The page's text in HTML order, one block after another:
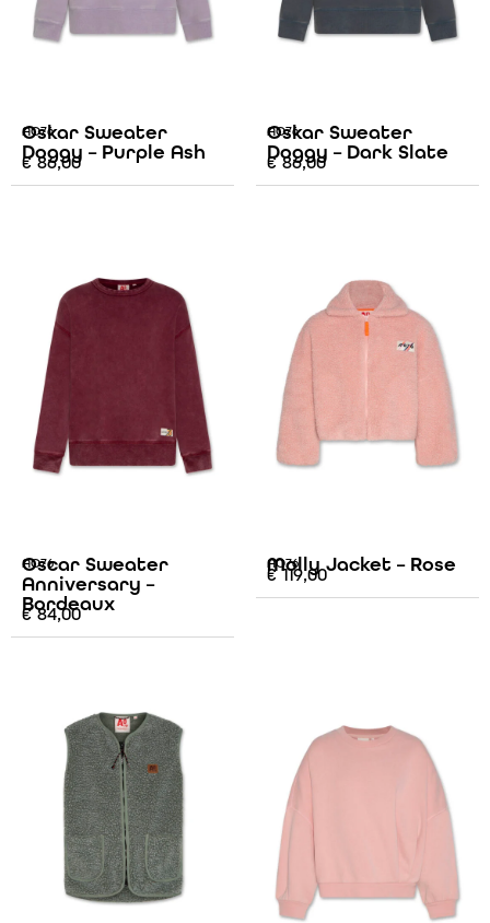
AO76
Oskar Sweater
Doggy – Purple Ash
€86,00
AO76
Oskar Sweater
Doggy – Dark Slate
€86,00
AO76
Oscar Sweater
Anniversary –
Bordeaux
€84,00
AO76
Molly Jacket – Rose
€119,00